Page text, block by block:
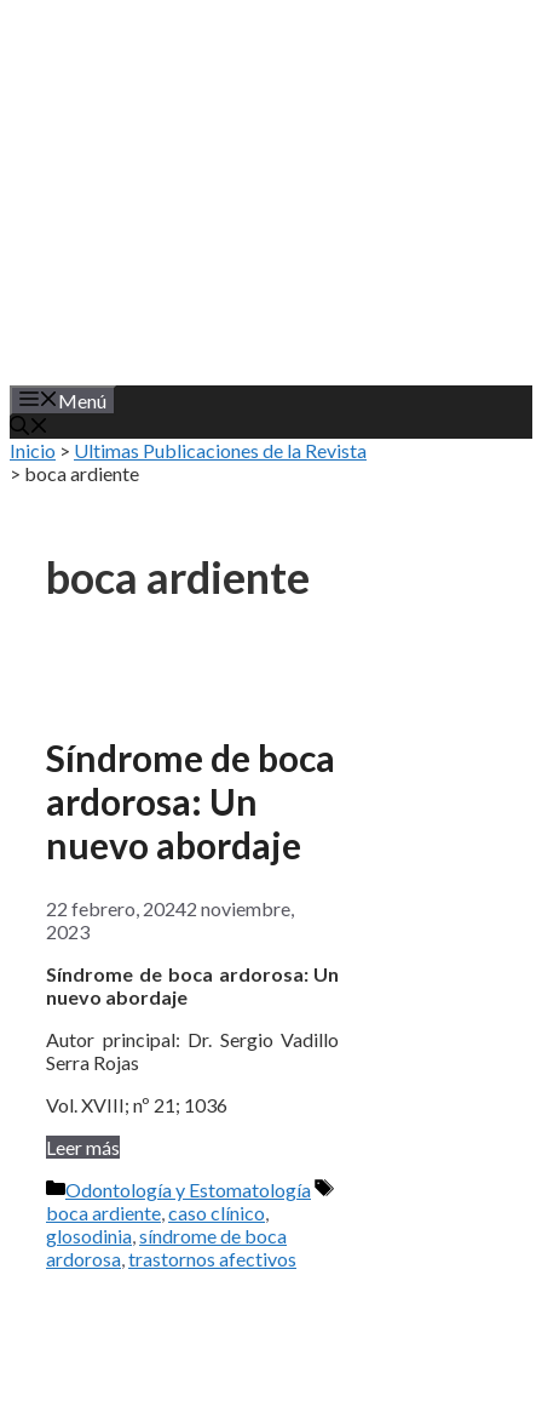
Menú
Inicio > Ultimas Publicaciones de la Revista
> boca ardiente
boca ardiente
Síndrome de boca
ardorosa: Un
nuevo abordaje
22 febrero, 20242 noviembre,
2023
Síndrome de boca ardorosa: Un
nuevo abordaje
Autor principal: Dr. Sergio Vadillo
Serra Rojas
Vol. XVIII; nº 21; 1036
Leer más
Categorías
Odontología y Estomatología
Etiquetas
boca ardiente,caso clínico,
glosodinia,síndrome de boca
ardorosa,trastornos afectivos